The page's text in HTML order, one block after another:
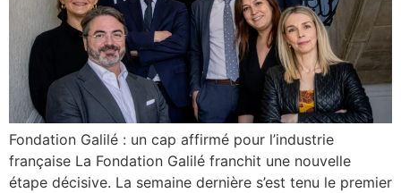
Fondation Galilé : un cap affirmé pour l’industrie
française La Fondation Galilé franchit une nouvelle
étape décisive. La semaine dernière s’est tenu le premier